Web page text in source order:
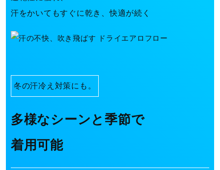
汗をかいてもすぐに乾き、快適が続く
冬の汗冷え対策にも。
多様なシーンと季節で
着用可能